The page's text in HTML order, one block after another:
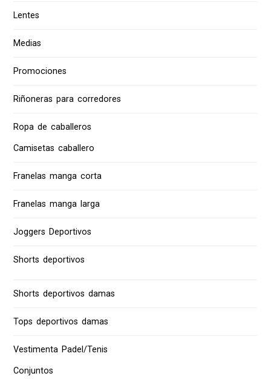
Lentes
Medias
Promociones
Riñoneras para corredores
Ropa de caballeros
Camisetas caballero
Franelas manga corta
Franelas manga larga
Joggers Deportivos
Shorts deportivos
Shorts deportivos damas
Tops deportivos damas
Vestimenta Padel/Tenis
Conjuntos